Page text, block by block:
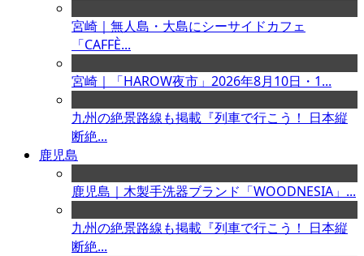
宮崎｜無人島・大島にシーサイドカフェ
「CAFFÈ...
宮崎｜「HAROW夜市」2026年8月10日・1...
九州の絶景路線も掲載『列車で行こう！ 日本縦
断絶...
鹿児島
鹿児島｜木製手洗器ブランド「WOODNESIA」...
九州の絶景路線も掲載『列車で行こう！ 日本縦
断絶...